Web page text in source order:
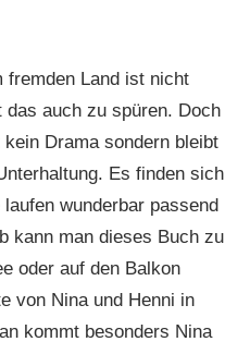
fremden Land ist nicht
das auch zu spüren. Doch
Drama sondern bleibt
Es finden sich
wunderbar passend
kann man dieses Buch zu
oder auf den Balkon
von Nina und Henni in
kommt besonders Nina